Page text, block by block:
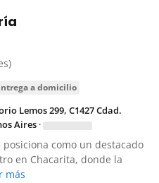
entrega a domicilio
Lemos 299, C1427 Cdad.
Aires ·
posiciona como un destacado
en Chacarita, donde la
más